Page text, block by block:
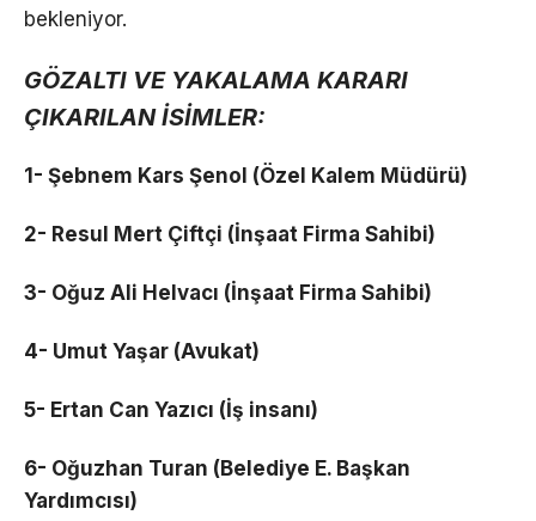
bekleniyor.
GÖZALTI VE YAKALAMA KARARI
ÇIKARILAN İSİMLER:
1- Şebnem Kars Şenol (Özel Kalem Müdürü)
2- Resul Mert Çiftçi (İnşaat Firma Sahibi)
3- Oğuz Ali Helvacı (İnşaat Firma Sahibi)
4- Umut Yaşar (Avukat)
5- Ertan Can Yazıcı (İş insanı)
6- Oğuzhan Turan (Belediye E. Başkan
Yardımcısı)